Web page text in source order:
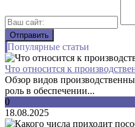
Популярные статьи
Что относится к
Обзор видов
роль в обеспечении...
0
18.08.2025